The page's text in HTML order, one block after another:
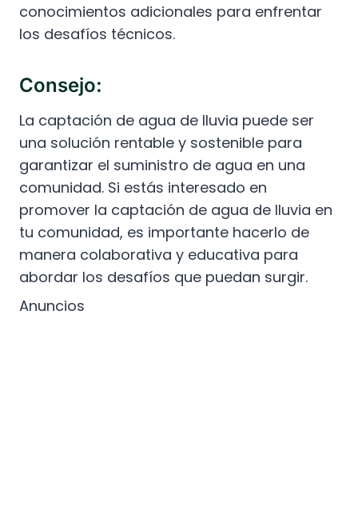
conocimientos adicionales para enfrentar
los desafíos técnicos.
Consejo:
La captación de agua de lluvia puede ser
una solución rentable y sostenible para
garantizar el suministro de agua en una
comunidad. Si estás interesado en
promover la captación de agua de lluvia en
tu comunidad, es importante hacerlo de
manera colaborativa y educativa para
abordar los desafíos que puedan surgir.
Anuncios